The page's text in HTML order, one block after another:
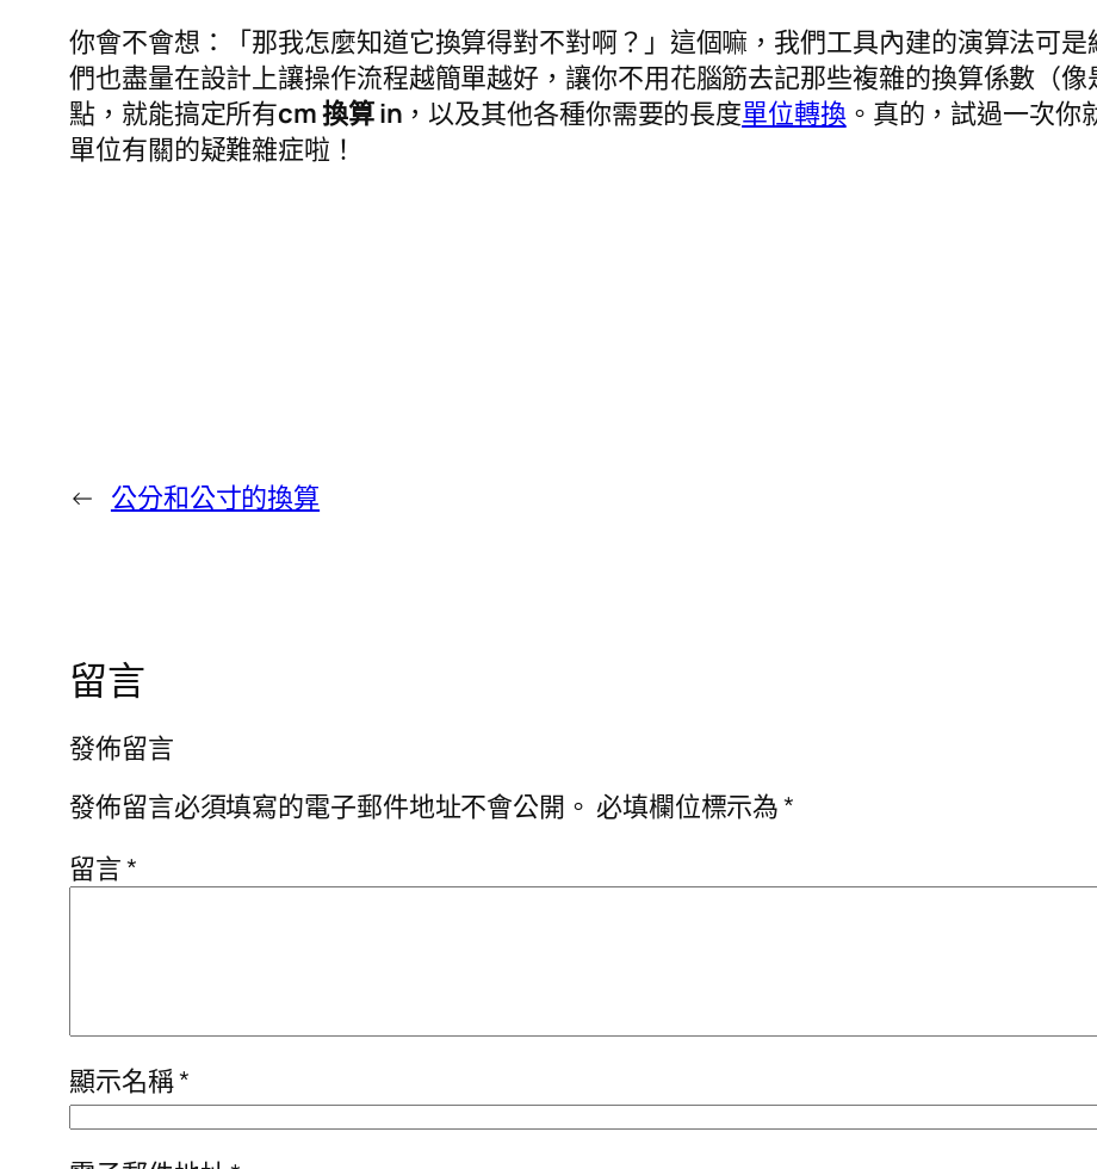
你會不會想：「那我怎麼知道它換算得對不對啊？」這個嘛，我們工具內建的演算法可
們也盡量在設計上讓操作流程越簡單越好，讓你不用花腦筋去記那些複雜的換算係數（
點，就能搞定所有cm 換算 in ，以及其他各種你需要的長度單位轉換 。真的，試過一次
單位有關的疑難雜症啦！
← 公分和公寸的換算
留言
發佈留言
發佈留言必須填寫的電子郵件地址不會公開。 必填欄位標示為*
留言*
顯示名稱*